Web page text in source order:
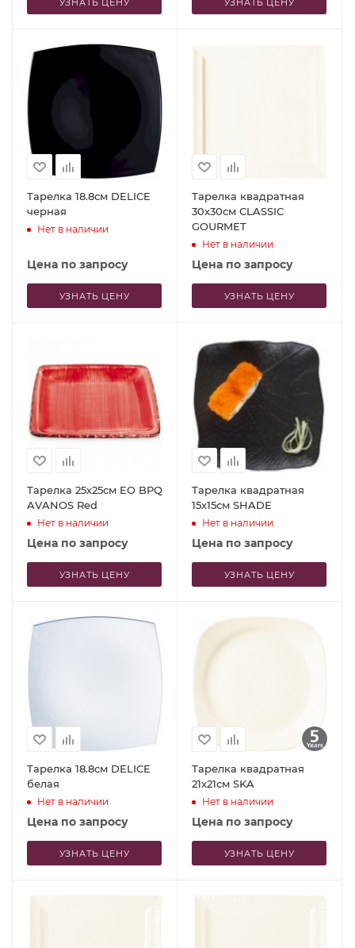
УЗНАТЬ ЦЕНУ УЗНАТЬ ЦЕНУ
Тарелка 18.8см DELICE
черная
Нет в наличии
Цена по запросу
УЗНАТЬ ЦЕНУ
Тарелка квадратная
30x30см CLASSIC
GOURMET
Нет в наличии
Цена по запросу
УЗНАТЬ ЦЕНУ
Тарелка 25х25см EO BPQ
AVANOS Red
Нет в наличии
Цена по запросу
УЗНАТЬ ЦЕНУ
Тарелка квадратная
15x15см SHADE
Нет в наличии
Цена по запросу
УЗНАТЬ ЦЕНУ
Тарелка 18.8см DELICE
белая
Нет в наличии
Цена по запросу
УЗНАТЬ ЦЕНУ
Тарелка квадратная
21x21см SKA
Нет в наличии
Цена по запросу
УЗНАТЬ ЦЕНУ